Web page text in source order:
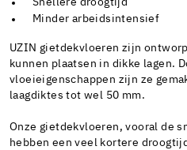
Snellere droogtijd
Minder arbeidsintensief
UZIN gietdekvloeren zijn
kunnen plaatsen in dikke lagen.
vloeieigenschappen zijn ze
laagdiktes tot wel 50 mm.
Onze gietdekvloeren, vooral de
hebben een veel kortere